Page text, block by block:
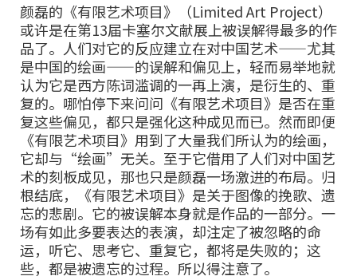
颜磊的《有限艺术项目》（Limited Art Project）
或许是在第13届卡塞尔文献展上被误解得最多的作
品了。人们对它的反应建立在对中国艺术——尤其
是中国的绘画——的误解和偏见上，轻而易举地就
认为它是西方陈词滥调的一再上演，是衍生的、重
复的。哪怕停下来问问《有限艺术项目》是否在重
复这些偏见，都只是强化这种成见而已。然而即便
《有限艺术项目》用到了大量我们所认为的绘画，
它却与“绘画”无关。至于它借用了人们对中国艺
术的刻板成见，那也只是颜磊一场激进的布局。归
根结底，《有限艺术项目》是关于图像的挽歌、遗
忘的悲剧。它的被误解本身就是作品的一部分。一
场有如此多要表达的表演，却注定了被忽略的命
运，听它、思考它、重复它，都将是失败的；这
些，都是被遗忘的过程。所以得注意了。